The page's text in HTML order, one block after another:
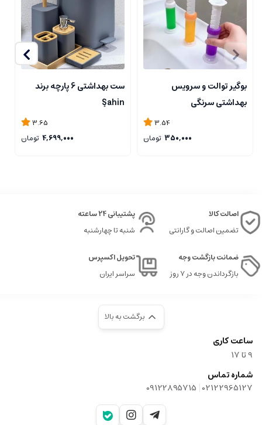
بوگیر توالت و سرویس
بهداشتی سرنگی
3.54
350,000 تومان
ست بهداشتی 6 پارچه برند
Şahin
3.65
4,699,000 تومان
اصالت کالا
تضمین اصالت و گارانتی
پشتیبانی 24 ساعته
شنبه تا چهارشنبه
ضمانت بازگشت وجه
بازگرداندن وجه در ۷ روز
تحویل اکسپرس
سراسر ایران
برگشت به بالا
ساعت کاری
9‌ تا ۱۷
شماره تماس
02122965127
|
09122895715